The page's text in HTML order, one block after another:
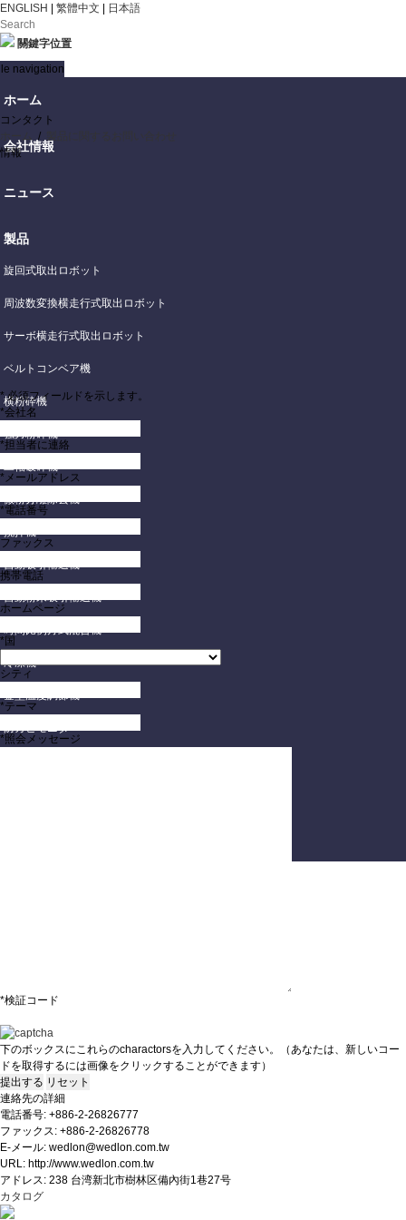
ENGLISH 繁體中文 日本語
關鍵字位置
navigation
ホーム
会社情報
ニュース
製品
旋回式取出ロボット
周波数変換横走行式取出ロボット
サーボ横走行式取出ロボット
ベルトコンベア機
横粉砕機
強力粉砕機
二軸破砕機
微粉分離除去機
撹拌機
自動吸引輸送機
自動粉末吸引輸送機
時間比例方式混合機
冷凍機
金型温度調節機
防カビモニター
コンタクト
ホーム
/
製品に関するお問い合わせ
情報
* 必須フィールドを示します。
*会社名
*担当者に連絡
*メールアドレス
*電話番号
ファックス
携帯電話
ホームページ
*国
シティ
*テーマ
*照会メッセージ
*検証コード
下のボックスにこれらのcharactorsを入力してください。
（あなたは、新しいコー
ドを取得するには画像をクリックすることができます）
連絡先の詳細
電話番号: +886-2-26826777
ファックス: +886-2-26826778
E-メール: wedlon@wedlon.com.tw
URL: http://www.wedlon.com.tw
アドレス: 238 台湾新北市樹林区備內街1巷27号
カタログ